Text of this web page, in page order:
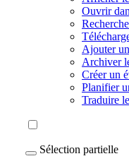
Ouvrir
Ajouter
Archiver
Créer un
Planifier
Traduire
Sélection partielle